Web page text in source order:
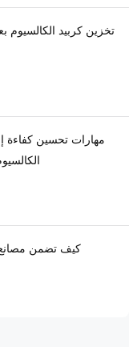
تخزين كربيد الكالسيوم
مهارات تحسين كفاءة
كيف تضمن مصانع